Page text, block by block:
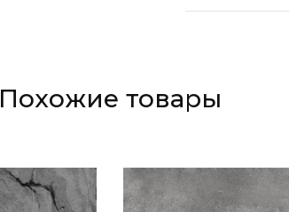
Похожие товары